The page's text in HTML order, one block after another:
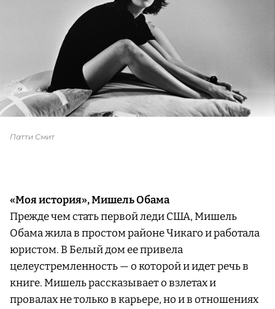
Патти Смит
«Моя история», Мишель Обама
Прежде чем стать первой леди США, Мишель
Обама жила в простом районе Чикаго и работала
юристом. В Белый дом ее привела
целеустремленность — о которой и идет речь в
книге. Мишель рассказывает о взлетах и
провалах не только в карьере, но и в отношениях